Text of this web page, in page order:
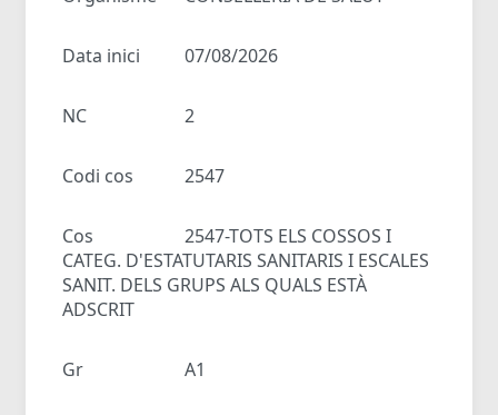
Data inici 07/08/2026
NC 2
Codi cos 2547
Cos
2547-TOTS ELS COSSOS I
CATEG. D'ESTATUTARIS SANITARIS I ESCALES
SANIT. DELS GRUPS ALS QUALS ESTÀ
ADSCRIT
Gr A1